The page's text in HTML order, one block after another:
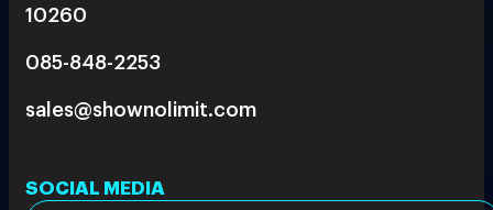
10260
085-848-2253
sales@shownolimit.com
SOCIAL MEDIA